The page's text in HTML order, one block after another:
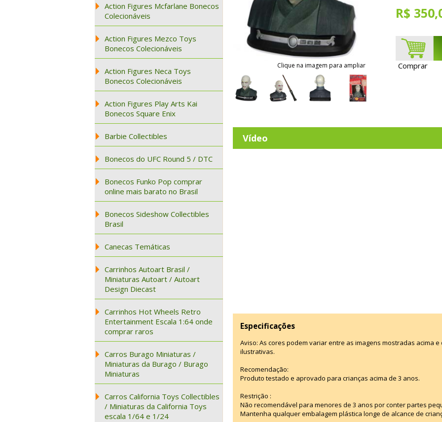
Action Figures Mcfarlane Bonecos
Colecionáveis
Action Figures Mezco Toys
Bonecos Colecionáveis
Action Figures Neca Toys
Bonecos Colecionáveis
Action Figures Play Arts Kai
Bonecos Square Enix
Barbie Collectibles
Bonecos do UFC Round 5 / DTC
Bonecos Funko Pop comprar
online mais barato no Brasil
Bonecos Sideshow Collectibles
Brasil
Canecas Temáticas
Carrinhos Autoart Brasil /
Miniaturas Autoart / Autoart
Design Diecast
Carrinhos Hot Wheels Retro
Entertainment Escala 1:64 onde
comprar raros
Carros Burago Miniaturas /
Miniaturas da Burago / Burago
Miniaturas
Carros California Toys Collectibles
/ Miniaturas da California Toys
escala 1/64 e 1/24
Clique na imagem para ampliar
R$
Comprar
Vídeo
Especificações
Aviso: As cores podem variar entre as imagens mostradas acima
ilustrativas.
Recomendação:
Produto testado e aprovado para crianças acima de 3 anos.
Restrição :
Não recomendável para menores de 3 anos por conter partes
Mantenha qualquer embalagem plástica longe de alcance de